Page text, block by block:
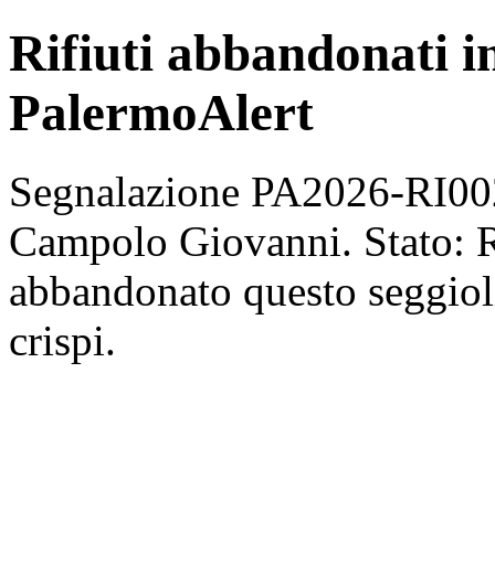
Rifiuti abbandonati
PalermoAlert
Segnalazione PA2026-
Campolo Giovanni. Stato:
abbandonato questo
crispi.